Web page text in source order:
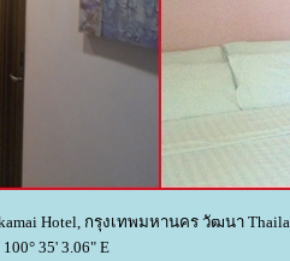
Hotel, กรุงเทพมหานคร วัฒนา
35' 3.06" E